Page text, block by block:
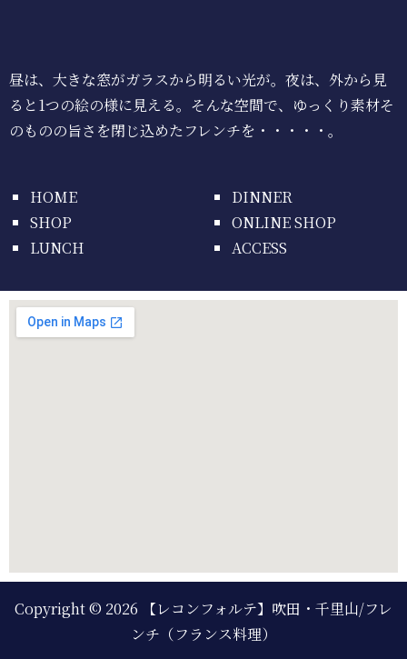
昼は、大きな窓がガラスから明るい光が。夜は、外から見
ると1つの絵の様に見える。そんな空間で、ゆっくり素材そ
のものの旨さを閉じ込めたフレンチを・・・・・。
HOME
SHOP
LUNCH
DINNER
ONLINE SHOP
ACCESS
Copyright © 2026
【レコンフォルテ】吹田・千里山/フレ
ンチ（フランス料理）